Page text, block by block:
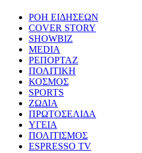
ΡΟΗ ΕΙΔΗΣΕΩΝ
COVER STORY
SHOWBIZ
MEDIA
ΡΕΠΟΡΤΑΖ
ΠΟΛΙΤΙΚΗ
ΚΟΣΜΟΣ
SPORTS
ΖΩΔΙΑ
ΠΡΩΤΟΣΕΛΙΔΑ
ΥΓΕΙΑ
ΠΟΛΙΤΙΣΜΟΣ
ESPRESSO TV